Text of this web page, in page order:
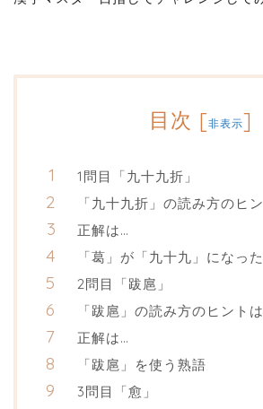
目次 [非表示]
1問目「九十九折」
「九十九折」の読み方のヒ
正解は…
「葛」が「九十九」になっ
2問目「跋扈」
「跋扈」の読み方のヒント
正解は…
「跋扈」を使う熟語
3問目「愈」